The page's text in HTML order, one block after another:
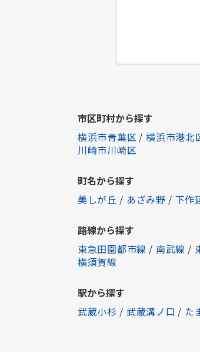
市区町村から探す
横浜市青葉区 / 横浜市港北
川崎市川崎区
町名から探す
美しが丘 / あざみ野 / 下作
路線から探す
東急田園都市線 / 南武線 /
横須賀線
駅から探す
武蔵小杉 / 武蔵溝ノ口 / た